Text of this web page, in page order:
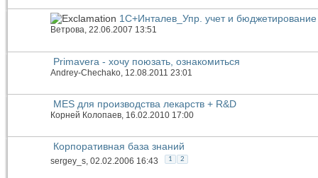
1С+Инталев_Упр. учет и бюджетирование
Ветрова, 22.06.2007 13:51
Primavera - хочу поюзать, ознакомиться
Andrey-Chechako , 12.08.2011 23:01
MES для производства лекарств + R&D
Корней Колопаев, 16.02.2010 17:00
Корпоративная база знаний
sergey_s, 02.02.2006 16:43 1 2